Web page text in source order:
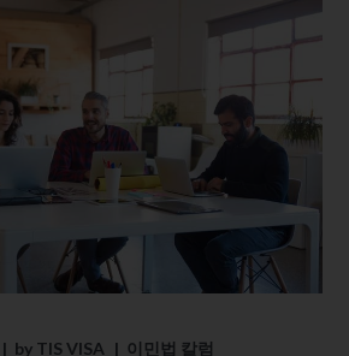
by TIS VISA 이민법 칼럼